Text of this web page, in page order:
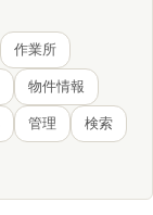
作業所
物件情報
管理 検索